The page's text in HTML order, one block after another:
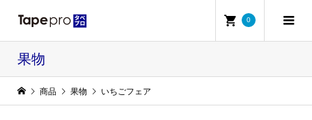
0
果物
商品 果物 いちごフェア